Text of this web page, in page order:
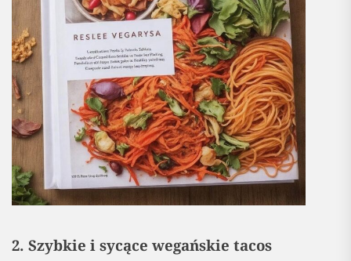
2. Szybkie i sycące wegańskie tacos